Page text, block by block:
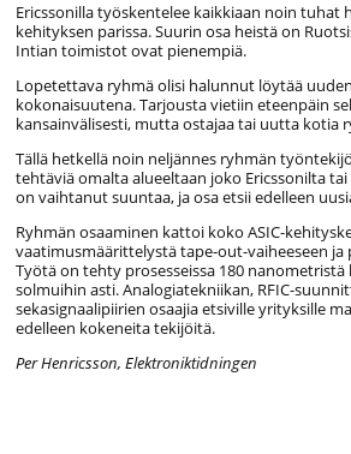
Ericssonilla työskentelee kaikkiaan noin tuhat
kehityksen parissa. Suurin osa heistä on
Intian toimistot ovat pienempiä.
Lopetettava ryhmä olisi halunnut löytää
kokonaisuutena. Tarjousta vietiin eteenpäin
kansainvälisesti, mutta ostajaa tai uutta kotia
Tällä hetkellä noin neljännes ryhmän
tehtäviä omalta alueeltaan joko Ericssonilta
on vaihtanut suuntaa, ja osa etsii edelleen
Ryhmän osaaminen kattoi koko ASIC-
vaatimusmäärittelystä tape-out-vaiheeseen
Työtä on tehty prosesseissa 180 nanometristä
solmuihin asti. Analogiatekniikan, RFIC-
sekasignaalipiirien osaajia etsiville yrityksille
edelleen kokeneita tekijöitä.
Per Henricsson, Elektroniktidningen